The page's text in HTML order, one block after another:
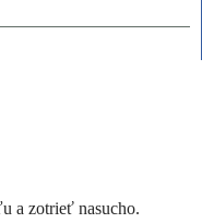
a zotrieť nasucho.